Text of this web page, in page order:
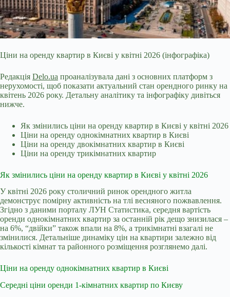
Ціни на оренду квартир в Києві у квітні 2026 (інфографіка)
Редакція Delo.ua проаналізувала дані з основних платформ з
нерухомості, щоб показати актуальний стан орендного ринку на
квітень 2026 року. Детальну аналітику та інфографіку дивіться
нижче.
Як змінились ціни на оренду квартир в Києві у квітні 2026
Ціни на оренду однокімнатних квартир в Києві
Ціни на оренду двокімнатних квартир в Києві
Ціни на оренду трикімнатних квартир
Як змінились ціни на оренду квартир в Києві у квітні 2026
У квітні 2026 року столичний ринок орендного житла
демонструє помірну активність на тлі весняного пожвавлення.
Згідно з даними порталу ЛУН Статистика, середня вартість
оренди однокімнатних квартир за останній рік дещо знизилася –
на 6%, “двійки” також впали на 8%, а трикімнатні взагалі не
змінилися. Детальніше динаміку цін на квартири залежно від
кількості кімнат та районного розміщення розглянемо далі.
Ціни на оренду однокімнатних квартир в Києві
Середні ціни оренди 1-кімнатних квартир по Києву